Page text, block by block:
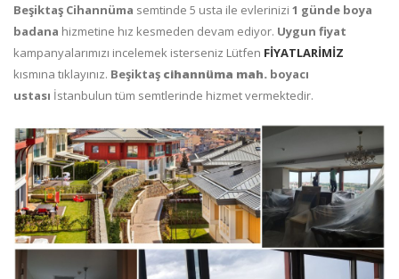
Beşiktaş Cihannüma semtinde 5 usta ile evlerinizi 1 günde boya
badana hizmetine hız kesmeden devam ediyor. Uygun fiyat
kampanyalarımızı incelemek isterseniz Lütfen FİYATLARİMİZ
kısmına tıklayınız. Beşiktaş cihannüma mah. boyacı
ustası İstanbulun tüm semtlerinde hizmet vermektedir.